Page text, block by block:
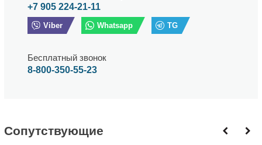
+7 905 224-21-11
Viber Whatsapp TG
Бесплатный звонок
8-800-350-55-23
Cопутствующие